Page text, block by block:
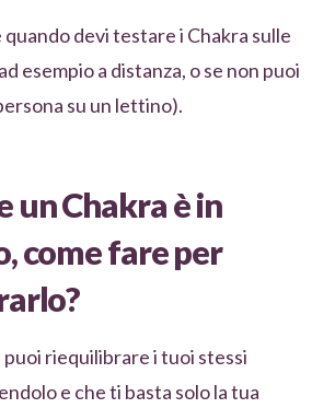
quando devi testare i Chakra sulle
esempio a distanza, o se non puoi
su un lettino).
un Chakra è in
come fare per
riequilibrare i tuoi stessi
e che ti basta solo la tua